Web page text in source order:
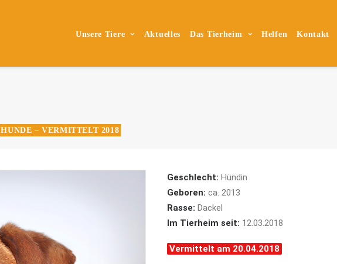
Unsere Tiere Aktuelles Das Tierheim Helfen Kontakt
HUNDE – VERMITTELT 2018
Geschlecht: Hündin
Geboren: ca. 2013
Rasse: Dackel
Im Tierheim seit: 12.03.2018
Vermittelt am 20.04.2018